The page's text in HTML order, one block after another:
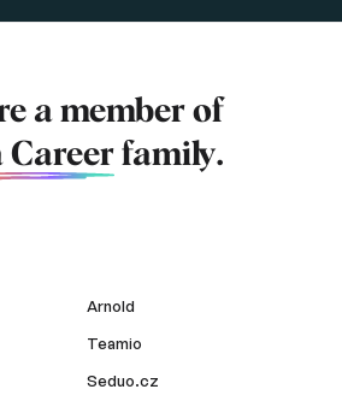
a member of
Career family.
Arnold
Teamio
Seduo.cz